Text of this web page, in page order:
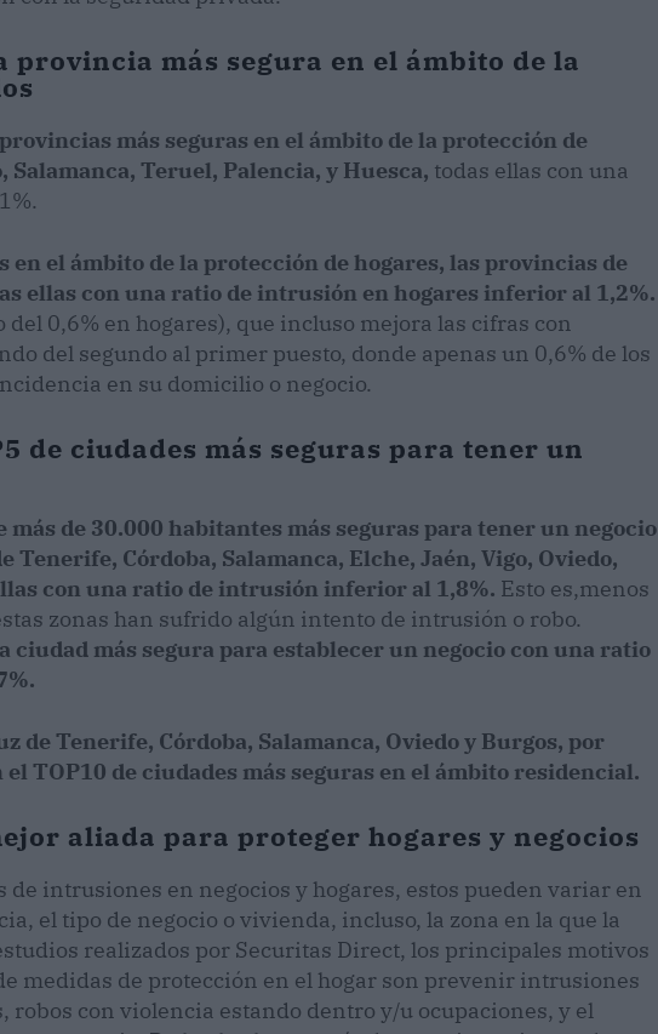
provincia más segura en el ámbito de la
más seguras en el ámbito de la protección de
Salamanca, Teruel, Palencia, y Huesca, todas ellas con una
en el ámbito de la protección de hogares, las provincias de
ellas con una ratio de intrusión en hogares inferior al 1,2%.
del 0,6% en hogares), que incluso mejora las cifras con
del segundo al primer puesto, donde apenas un 0,6% de los
en su domicilio o negocio.
de ciudades más seguras para tener un
más de 30.000 habitantes más seguras para tener un negocio
Tenerife, Córdoba, Salamanca, Elche, Jaén, Vigo, Oviedo,
con una ratio de intrusión inferior al 1,8%. Esto es,menos
zonas han sufrido algún intento de intrusión o robo.
ciudad más segura para establecer un negocio con una ratio
de Tenerife, Córdoba, Salamanca, Oviedo y Burgos, por
el TOP10 de ciudades más seguras en el ámbito residencial.
aliada para proteger hogares y negocios
de intrusiones en negocios y hogares, estos pueden variar en
el tipo de negocio o vivienda, incluso, la zona en la que la
realizados por Securitas Direct, los principales motivos
medidas de protección en el hogar son prevenir intrusiones
robos con violencia estando dentro y/u ocupaciones, y el